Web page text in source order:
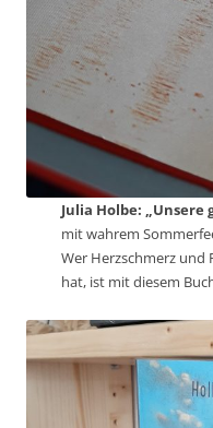
Julia Holbe: „Unsere
mit wahrem
Wer Herzschmerz und
hat, ist mit diesem